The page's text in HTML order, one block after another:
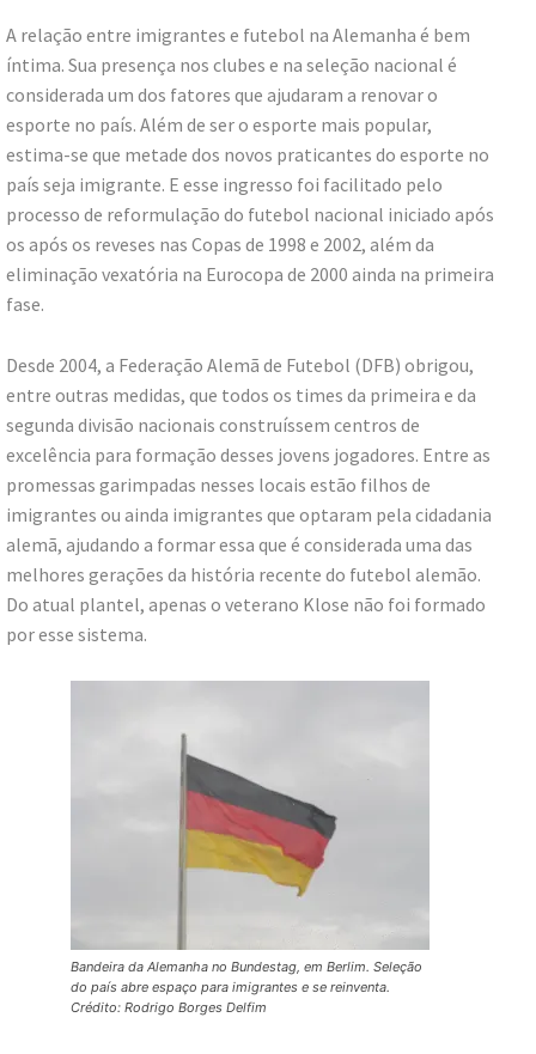
A relação entre imigrantes e futebol na Alemanha é bem
íntima. Sua presença nos clubes e na seleção nacional é
considerada um dos fatores que ajudaram a renovar o
esporte no país. Além de ser o esporte mais popular,
estima-se que metade dos novos praticantes do esporte no
país seja imigrante. E esse ingresso foi facilitado pelo
processo de reformulação do futebol nacional iniciado após
os após os reveses nas Copas de 1998 e 2002, além da
eliminação vexatória na Eurocopa de 2000 ainda na primeira
fase.
Desde 2004, a Federação Alemã de Futebol (DFB) obrigou,
entre outras medidas, que todos os times da primeira e da
segunda divisão nacionais construíssem centros de
excelência para formação desses jovens jogadores. Entre as
promessas garimpadas nesses locais estão filhos de
imigrantes ou ainda imigrantes que optaram pela cidadania
alemã, ajudando a formar essa que é considerada uma das
melhores gerações da história recente do futebol alemão.
Do atual plantel, apenas o veterano Klose não foi formado
por esse sistema.
Bandeira da Alemanha no Bundestag, em Berlim. Seleção
do país abre espaço para imigrantes e se reinventa.
Crédito: Rodrigo Borges Delfim